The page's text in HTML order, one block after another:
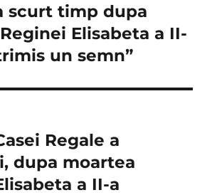
scurt timp dupa
Elisabeta a II-
un semn”
Regale a
dupa moartea
a II-a